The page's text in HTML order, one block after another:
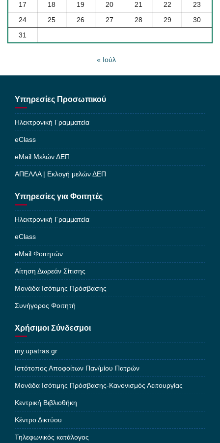
17
18 19 20 21 22
23
24
25 26 27 28 29
30
31
« Ιούλ
Υπηρεσίες Προσωπικού
Ηλεκτρονική Γραμματεία
eClass
eMail Μελών ΔΕΠ
ΑΠΕΛΛΑ | Εκλογή μελών ΔΕΠ
Υπηρεσίες για Φοιτητές
Ηλεκτρονική Γραμματεία
eClass
eMail Φοιτητών
Αίτηση Δωρεάν Σίτισης
Μονάδα Ισότιμης Πρόσβασης
Συνήγορος Φοιτητή
Χρήσιμοι Σύνδεσμοι
my.upatras.gr
Ιστότοπος Αποφοίτων Παν/μίου Πατρών
Μονάδα Ισότιμης Πρόσβασης-Κανονισμός Λειτουργίας
Κεντρική Βιβλιοθήκη
Κέντρο Δικτύου
Τηλεφωνικός κατάλογος